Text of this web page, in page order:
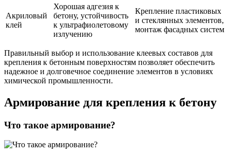
Акриловый
клей
Хорошая адгезия к
бетону, устойчивость
к ультрафиолетовому
излучению
Крепление пластиковых
и стеклянных элементов,
монтаж фасадных систем
Правильный выбор и использование клеевых составов для
крепления к бетонным поверхностям позволяет обеспечить
надежное и долговечное соединение элементов в условиях
химической промышленности.
Армирование для крепления к бетону
Что такое армирование?